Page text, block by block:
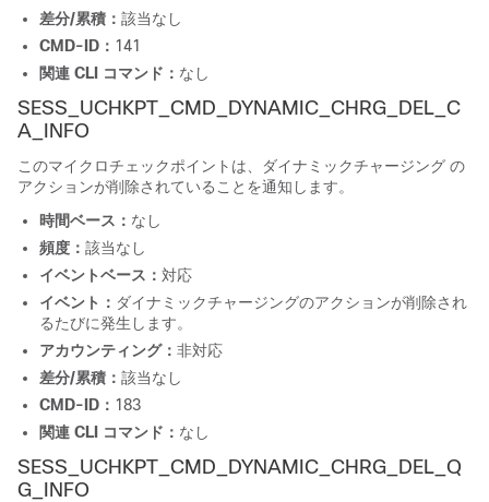
差分/累積： 該当なし
CMD-ID： 141
関連 CLI コマンド： なし
SESS_UCHKPT_CMD_DYNAMIC_CHRG_DEL_C
A_INFO
このマイクロチェックポイントは、ダイナミックチャージング の
アクションが削除されていることを通知します。
時間ベース： なし
頻度： 該当なし
イベントベース： 対応
イベント： ダイナミックチャージングのアクションが削除され
るたびに発生します。
アカウンティング： 非対応
差分/累積： 該当なし
CMD-ID： 183
関連 CLI コマンド： なし
SESS_UCHKPT_CMD_DYNAMIC_CHRG_DEL_Q
G_INFO